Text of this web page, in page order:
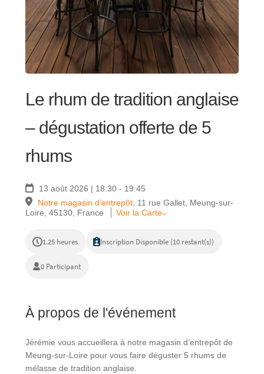
RÉGIONS
COFFRETS & CADEAUX
BOUTIQUE LOIRET
BLOG
Le rhum de tradition anglaise
– dégustation offerte de 5
rhums
13 août 2026 | 18:30 - 19:45
Notre magasin d’entrepôt, 11 rue Gallet, Meung-sur-
Loire, 45130, France
Voir la Carte
1.25 heures Inscription Disponible (10 restant(s))
0 Participant
À propos de l'événement
Jérémie vous accueillera à notre magasin d’entrepôt de
Meung-sur-Loire pour vous faire déguster 5 rhums de
mélasse de tradition anglaise.